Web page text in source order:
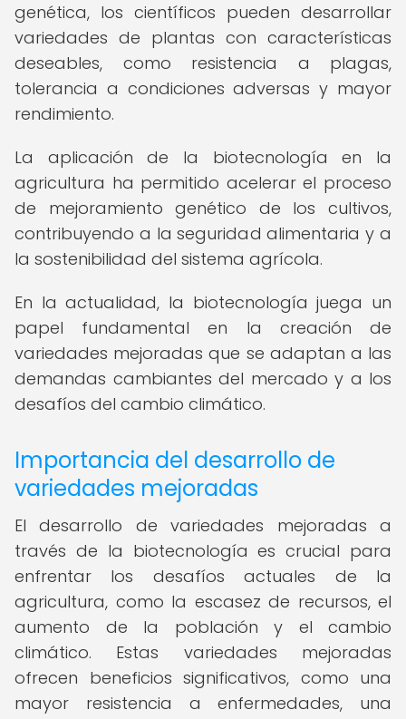
genética, los científicos pueden desarrollar
variedades de plantas con características
deseables, como resistencia a plagas,
tolerancia a condiciones adversas y mayor
rendimiento.
La aplicación de la biotecnología en la
agricultura ha permitido acelerar el proceso
de mejoramiento genético de los cultivos,
contribuyendo a la seguridad alimentaria y a
la sostenibilidad del sistema agrícola.
En la actualidad, la biotecnología juega un
papel fundamental en la creación de
variedades mejoradas que se adaptan a las
demandas cambiantes del mercado y a los
desafíos del cambio climático.
Importancia del desarrollo de
variedades mejoradas
El desarrollo de variedades mejoradas a
través de la biotecnología es crucial para
enfrentar los desafíos actuales de la
agricultura, como la escasez de recursos, el
aumento de la población y el cambio
climático. Estas variedades mejoradas
ofrecen beneficios significativos, como una
mayor resistencia a enfermedades, una